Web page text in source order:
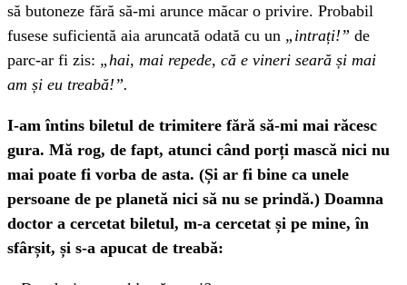
să butoneze fără să-mi arunce măcar o privire. Probabil
fusese suficientă aia aruncată odată cu un „intrați!” de
parc-ar fi zis: „hai, mai repede, că e vineri seară și mai
am și eu treabă!”.
I-am întins biletul de trimitere fără să-mi mai răcesc
gura. Mă rog, de fapt, atunci când porți mască nici nu
mai poate fi vorba de asta. (Și ar fi bine ca unele
persoane de pe planetă nici să nu se prindă.) Doamna
doctor a cercetat biletul, m-a cercetat și pe mine, în
sfârșit, și s-a apucat de treabă: